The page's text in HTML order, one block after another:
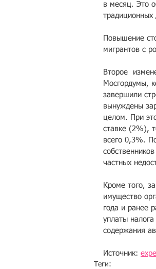
в месяц. Это
традиционных
Повышение
мигрантов с
Второе
Мосгордумы,
завершили
вынуждены
целом. При
ставке (2%),
всего 0,3%.
частных
Кроме того,
имущество
года и ранее
уплаты
содержания
Источник:
Теги: